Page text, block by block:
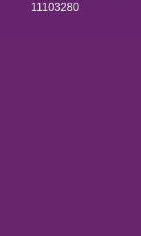
11103280